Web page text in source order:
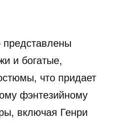
представлены
и богатые,
что придает
фэнтезийному
включая Генри